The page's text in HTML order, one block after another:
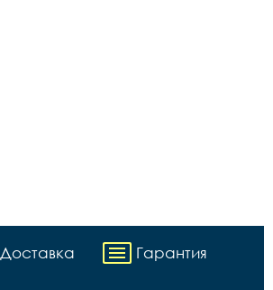
Доставка Гарантия